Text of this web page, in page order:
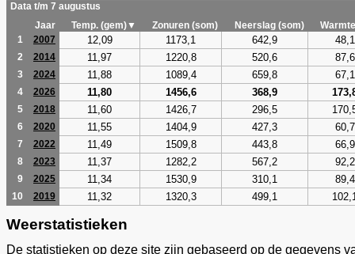
Data t/m 7 augustus
Jaar
Temp. (gem)▼ Zonuren (som) Neerslag (som)
1
2007 12,09 1173,1 642,9 48,1
2 2014 11,97 1220,8 520,6 87,6
3 2024 11,88 1089,4 659,8 67,1
4 2026 11,80 1456,6 368,9
5 2018 11,60 1426,7 296,5
6 2020 11,55 1404,9 427,3 60,7
7 2022 11,49 1509,8 443,8 66,9
8 2023 11,37 1282,2 567,2 92,2
9 2025 11,34 1530,9 310,1 89,4
10 2019 11,32 1320,3 499,1
Weerstatistieken
De statistieken op deze site zijn gebaseerd op de gegevens